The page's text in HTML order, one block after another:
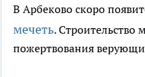
В Арбеково скоро
мечеть. Строительство
пожертвования